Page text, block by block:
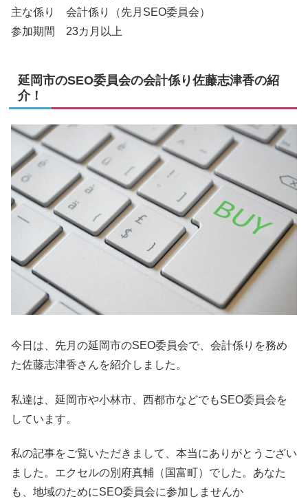
主な係り 会計係り（先月SEO委員会）
参加期間 23カ月以上
延岡市のSEO委員会の会計係り佐藤志津香の紹
介！
今日は、先月の延岡市のSEO委員会で、会計係りを務め
た佐藤志津香さんを紹介しました。
私達は、延岡市や小林市、西都市などでもSEO委員会を
しています。
私の記事をご覧いただきまして、本当にありがとうござい
ました。エクセルの別府真輔（国富町）でした。あなた
も、地域のためにSEO委員会に参加しませんか